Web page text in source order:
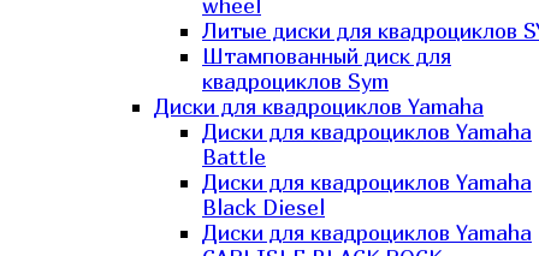
wheel
Литые диски для квадроциклов
Штампованный диск для
квадроциклов Sym
Диски для квадроциклов Yamaha
Диски для квадроциклов Yamaha
Battle
Диски для квадроциклов Yamaha
Black Diesel
Диски для квадроциклов Yamaha